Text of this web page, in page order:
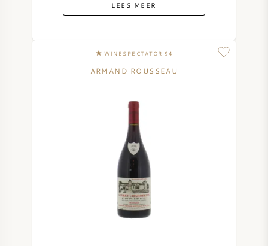
LEES MEER
WINESPECTATOR 94
ARMAND ROUSSEAU